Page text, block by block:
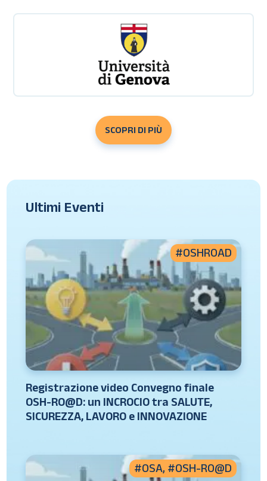
SCOPRI DI PIÙ
Ultimi Eventi
#OSHROAD
Registrazione video Convegno finale
OSH-RO@D: un INCROCIO tra SALUTE,
SICUREZZA, LAVORO e INNOVAZIONE
#OSA, #OSH-RO@D